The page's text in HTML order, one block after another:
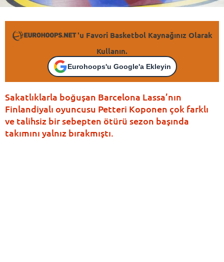
'u Favori Basketbol Kaynağınız Olarak
Kullanın.
Eurohoops'u Google'a Ekleyin
Sakatlıklarla boğuşan Barcelona Lassa’nın
Finlandiyalı oyuncusu Petteri Koponen çok farklı
ve talihsiz bir sebepten ötürü sezon başında
takımını yalnız bırakmıştı.